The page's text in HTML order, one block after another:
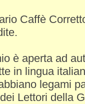
Caffè
è aperta ad
in lingua
legami
Lettori della